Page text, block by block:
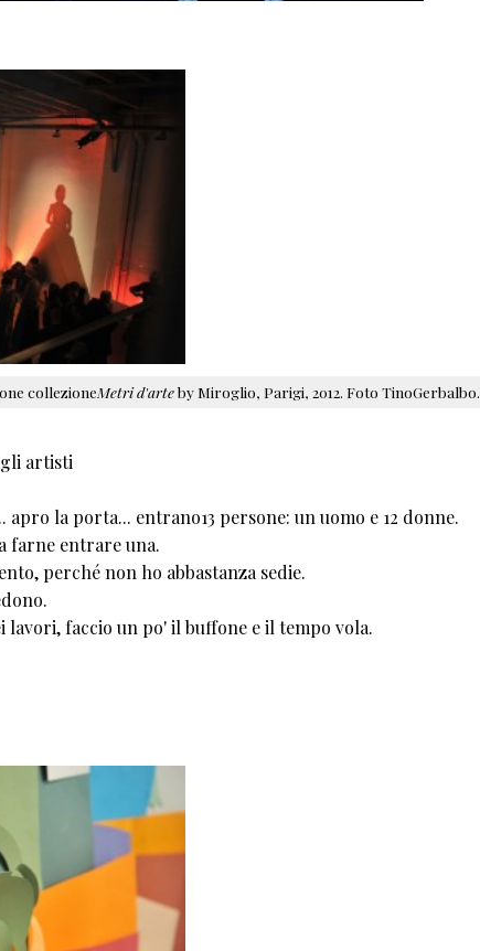
collezioneMetri d'arteby Miroglio, Parigi, 2012. Foto TinoGerbalbo.
artisti
la porta... entrano13 persone: un uomo e 12 donne.
farne entrare una.
perché non ho abbastanza sedie.
lavori, faccio un po' il buffone e il tempo vola.